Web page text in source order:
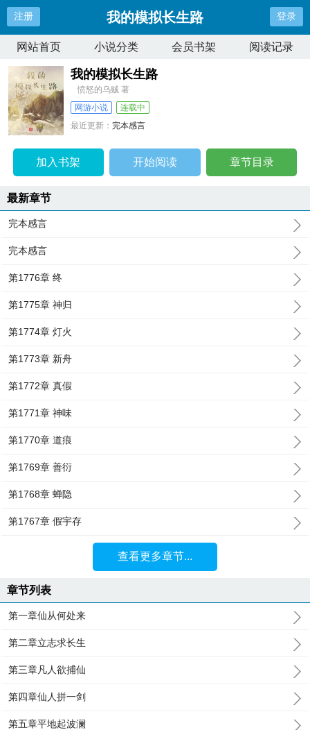
注册 我的模拟长生路 登录
网站首页 小说分类 会员书架 阅读记录
我的模拟长生路
愤怒的乌贼 著
网游小说
连载中
最近更新：完本感言
加入书架 开始阅读 章节目录
最新章节
完本感言
完本感言
第1776章 终
第1775章 神归
第1774章 灯火
第1773章 新舟
第1772章 真假
第1771章 神味
第1770章 道痕
第1769章 善衍
第1768章 蝉隐
第1767章 假宇存
查看更多章节...
章节列表
第一章仙从何处来
第二章立志求长生
第三章凡人欲捕仙
第四章仙人拼一剑
第五章平地起波澜